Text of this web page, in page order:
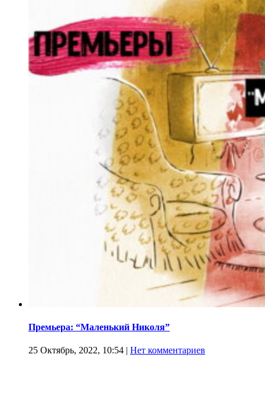
Премьера: “Маленький Николя”
25 Октябрь, 2022, 10:54 | Нет комментариев